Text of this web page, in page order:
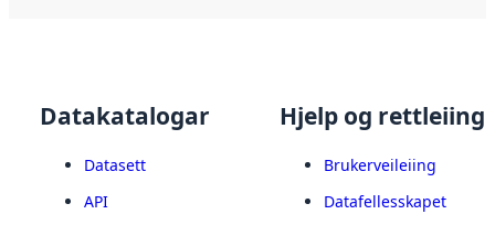
Datakatalogar
Datasett
API
Hjelp og rettleiing
Brukerveileiing
Datafellesskapet